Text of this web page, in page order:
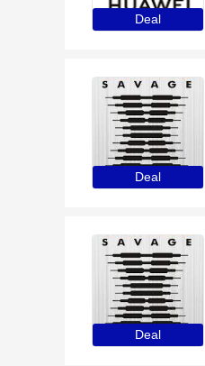
Deal
Deal
Deal